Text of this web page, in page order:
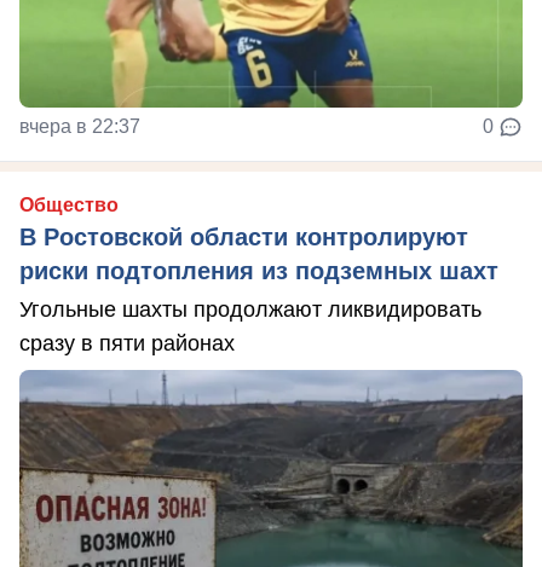
вчера в 22:37 0
Общество
В Ростовской области контролируют
риски подтопления из подземных шахт
Угольные шахты продолжают ликвидировать
сразу в пяти районах